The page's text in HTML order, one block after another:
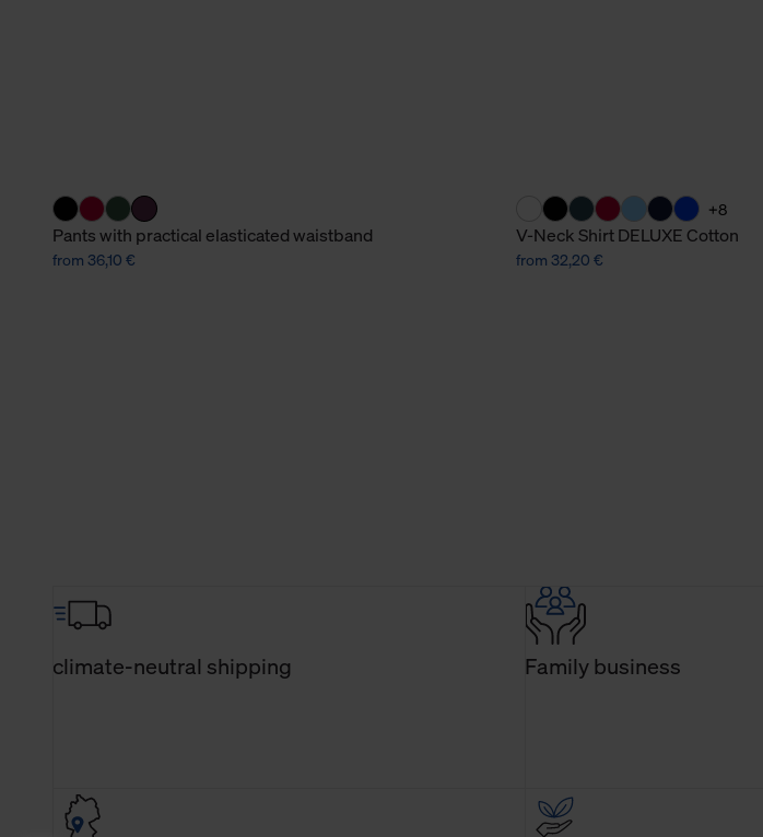
Pants with practical elasticated waistband
from 36,10 €
+8
V-Neck Shirt DELUXE Cotton
from 32,20 €
climate-neutral shipping Family business